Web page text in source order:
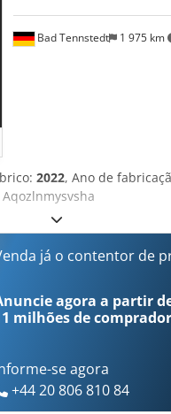
Bad Tennstedt 1 975 km
2022, Ano de
Aqozlnmysvsha
já o contentor de
agora a partir
milhões de
se agora
+44 20 806 810 84